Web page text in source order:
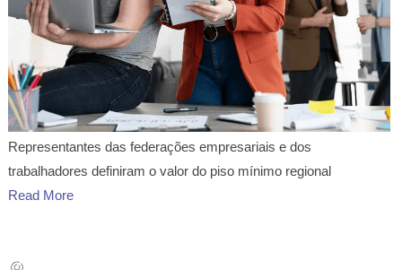
Representantes das federações empresariais e dos
trabalhadores definiram o valor do piso mínimo regional
Read More